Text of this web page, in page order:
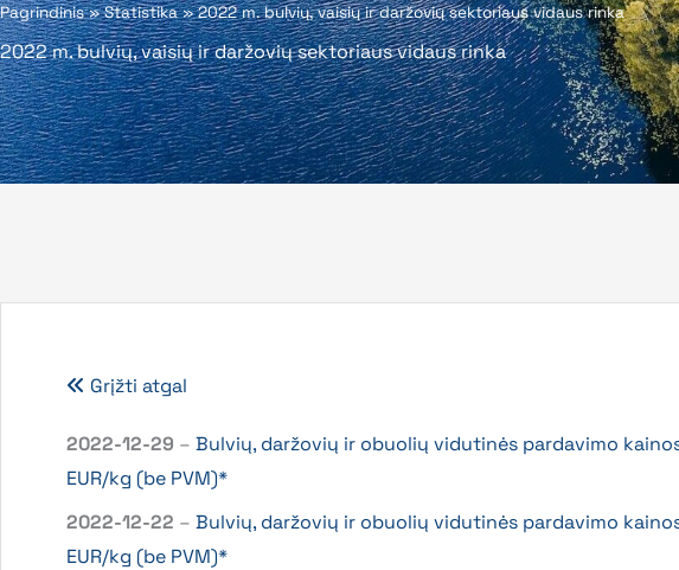
Pagrindinis»Statistika»2022 m. bulvių, vaisių ir daržovių sektoriaus vidaus rinka
2022 m. bulvių, vaisių ir daržovių sektoriaus vidaus rinka
Grįžti atgal
2022-12-29 – Bulvių, daržovių ir obuolių vidutinės pardavimo
EUR/kg (be PVM)*
2022-12-22 – Bulvių, daržovių ir obuolių vidutinės pardavimo
EUR/kg (be PVM)*